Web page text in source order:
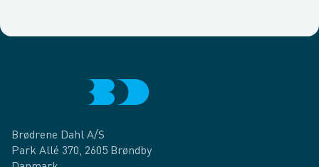
Brødrene Dahl A/S
Park Allé 370, 2605 Brøndby